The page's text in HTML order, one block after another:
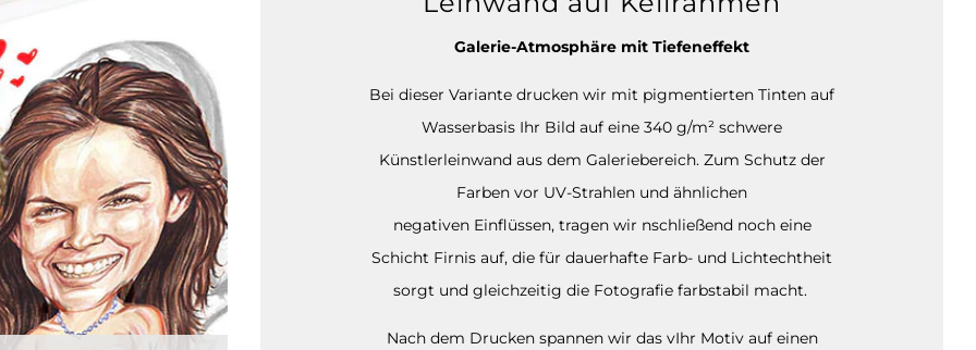
Galerie-Atmosphäre mit Tiefeneffekt
Bei dieser Variante drucken wir mit pigmentierten Tinten auf
Wasserbasis Ihr Bild auf eine 340 g/m² schwere
Künstlerleinwand aus dem Galeriebereich. Zum Schutz der
Farben vor UV-Strahlen und ähnlichen
negativen Einflüssen, tragen wir nschließend noch eine
Schicht Firnis auf, die für dauerhafte Farb- und Lichtechtheit
sorgt und gleichzeitig die Fotografie farbstabil macht.
Nach dem Drucken spannen wir das vIhr Motiv auf einen